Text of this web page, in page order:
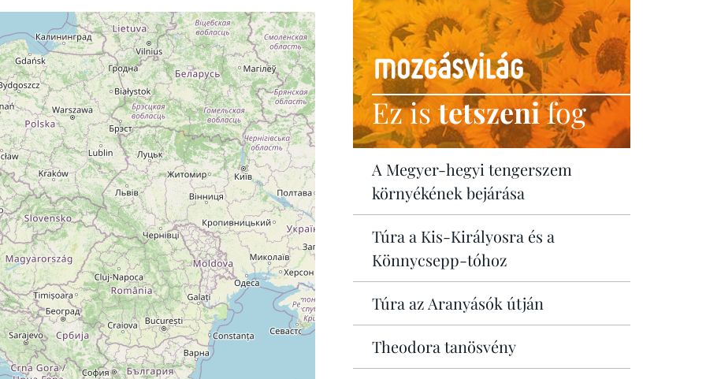
Ez istetszenifog
A Megyer-hegyi tengerszem
környékének bejárása
Túra a Kis-Királyosra és a
Könnycsepp-tóhoz
Túra az Aranyásók útján
Theodora tanösvény